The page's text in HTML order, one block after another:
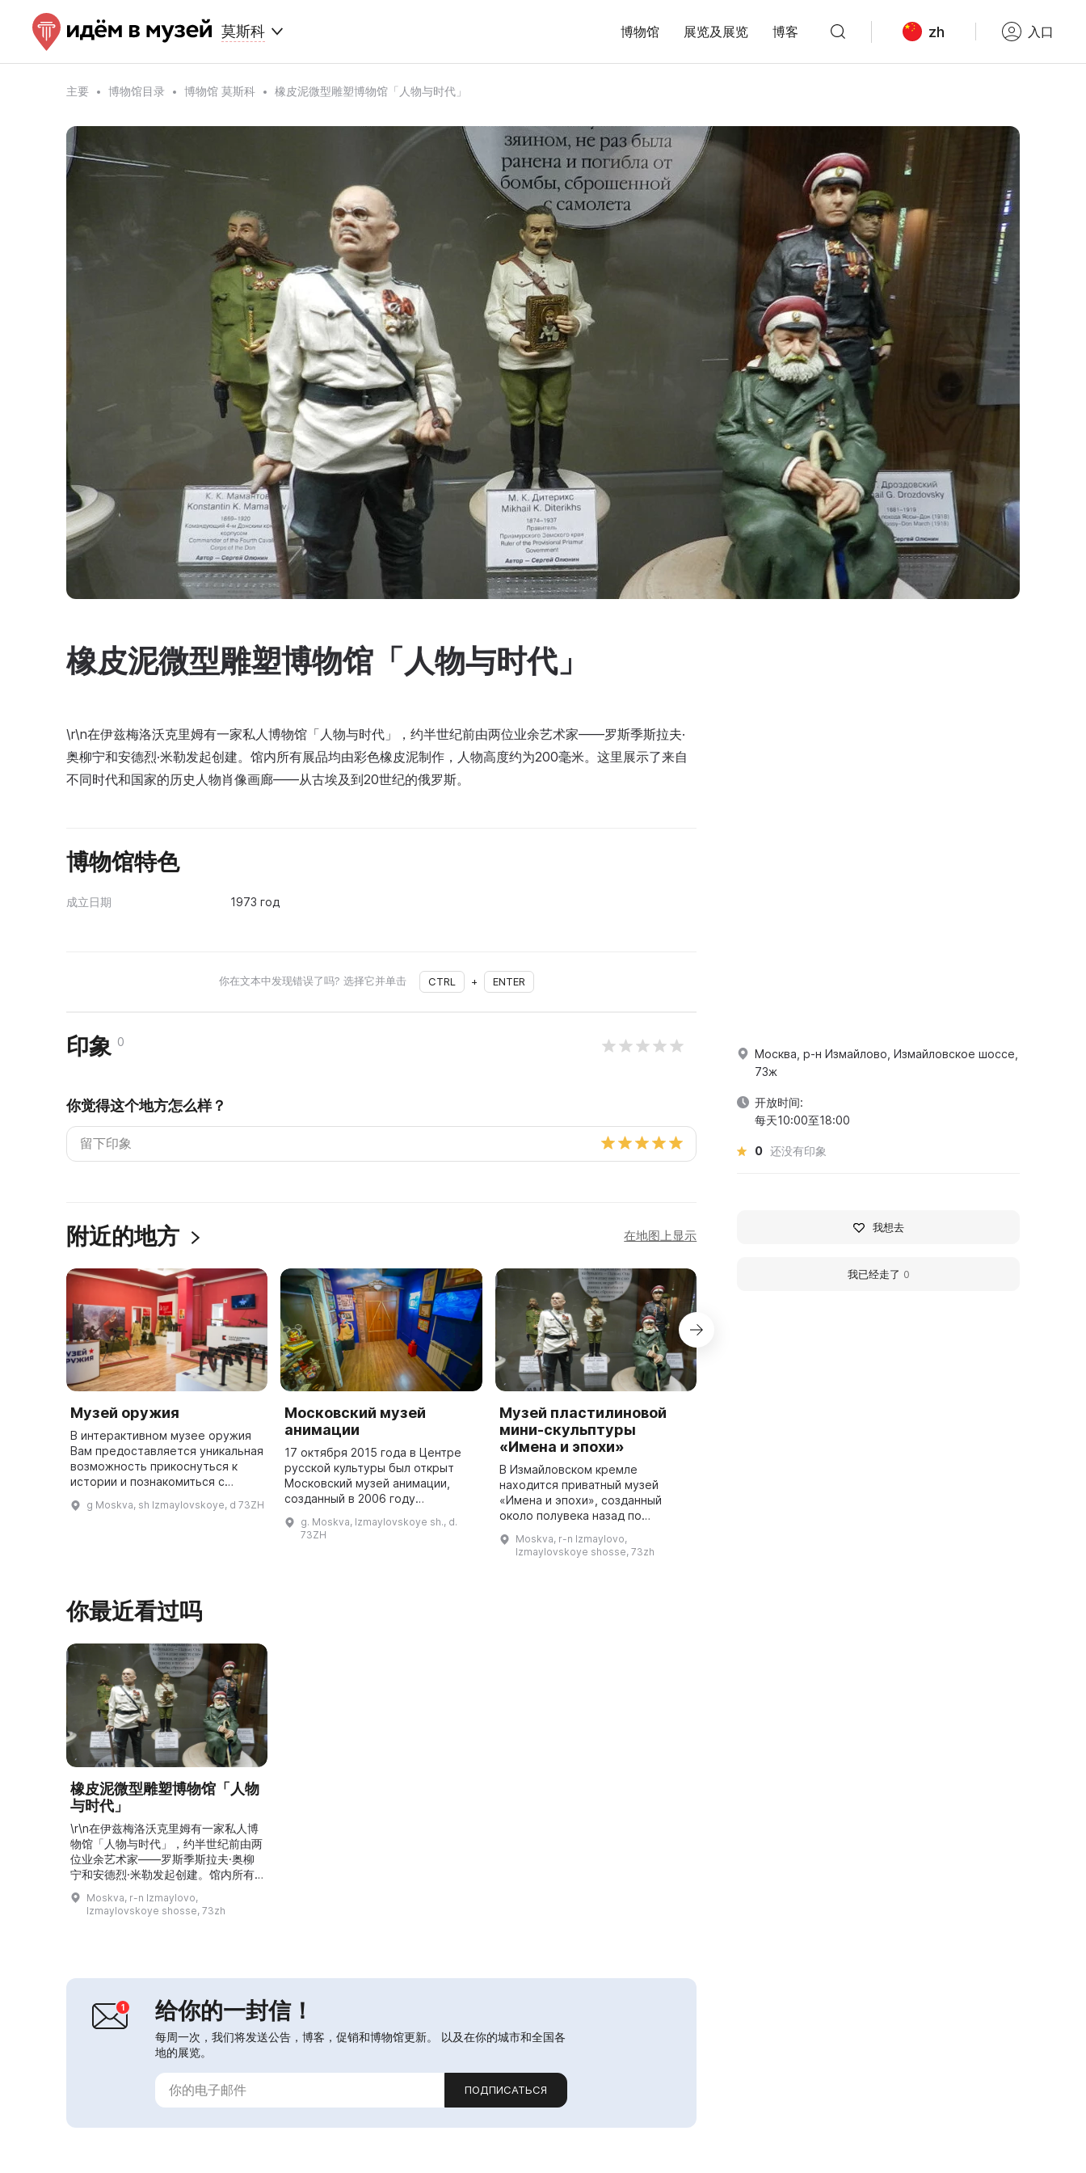
莫斯科 博物馆 展览及展览 博客 zh 入口
主要 博物馆目录 博物馆 莫斯科 橡皮泥微型雕塑博物馆「人物与时代」
橡皮泥微型雕塑博物馆「人物与时代」
\r\n在伊兹梅洛沃克里姆有一家私人博物馆「人物与时代」，约半世纪前由两位业余艺术家——罗斯季斯拉夫·
奥柳宁和安德烈·米勒发起创建。馆内所有展品均由彩色橡皮泥制作，人物高度约为200毫米。这里展示了来自
不同时代和国家的历史人物肖像画廊——从古埃及到20世纪的俄罗斯。
博物馆特色
成立日期 1973 год
你在文本中发现错误了吗? 选择它并单击 CTRL + ENTER
印象 0
你觉得这个地方怎么样？
附近的地方 在地图上显示
Музей оружия
В интерактивном музее оружия
Вам предоставляется уникальная
возможность прикоснуться к
истории и познакомиться с
ближе. Вы можете подержать их
g Moskva, sh Izmaylovskoye, d 73ZH
Московский музей
анимации
17 октября 2015 года в Центре
русской культуры был открыт
Московский музей анимации,
созданный в 2006 году
«Союзмультфильм». В начале
g. Moskva, Izmaylovskoye sh., d.
73ZH
Музей пластилиновой
мини-скульптуры
«Имена и эпохи»
В Измайловском кремле
находится приватный музей
«Имена и эпохи», созданный
около полувека назад по
любителей - Ростислава
Олюнина и Андрея Миллера. Все
Moskva, r-n Izmaylovo,
Izmaylovskoye shosse, 73zh
你最近看过吗
橡皮泥微型雕塑博物馆「人物
与时代」
\r\n在伊兹梅洛沃克里姆有一家私人博
物馆「人物与时代」，约半世纪前由两
位业余艺术家——罗斯季斯拉夫·奥柳
宁和安德烈·米勒发起创建。馆内所有
展品均由彩色橡皮泥制作，人物高度约
为200毫米。这里展示了来自不同时代
和国家的历史人物肖像画廊——从古埃
Moskva, r-n Izmaylovo,
Izmaylovskoye shosse, 73zh
给你的一封信！
每周一次，我们将发送公告，博客，促销和博物馆更新。 以及在你的城市和全国各
地的展览。
ПОДПИСАТЬСЯ
Москва, р-н Измайлово, Измайловское шоссе,
73ж
开放时间:
每天10:00至18:00
0 还没有印象
我想去
我已经走了 0